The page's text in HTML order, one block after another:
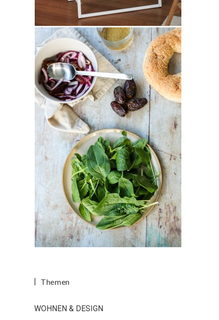
Themen
WOHNEN & DESIGN